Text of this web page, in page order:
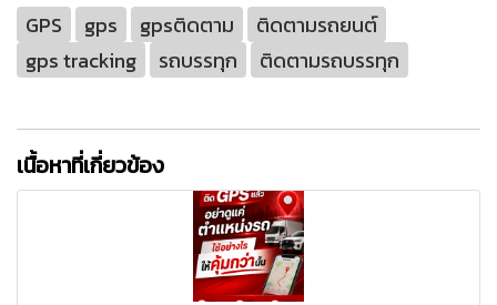
GPS gps gpsติดตาม
ติดตามรถยนต์
gps tracking
รถบรรทุก ติดตามรถบรรทุก
เนื้อหาที่เกี่ยวข้อง